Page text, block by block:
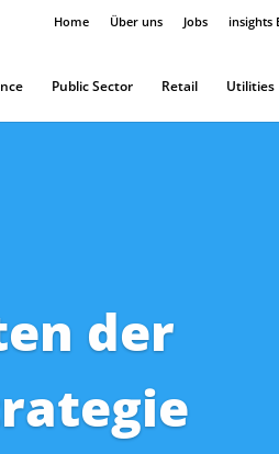
Home Über uns Jobs insights
Public Sector Retail Utilities
der